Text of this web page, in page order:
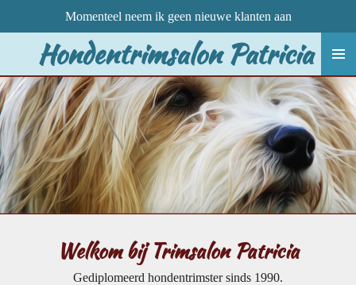
direct
de
hoofdinhoud
Hondentrimsalon Patricia
Momenteel neem ik geen nieuwe klanten aan
Welkom bijTrimsalonPatricia
Gediplomeerd hondentrimster sinds 1990.